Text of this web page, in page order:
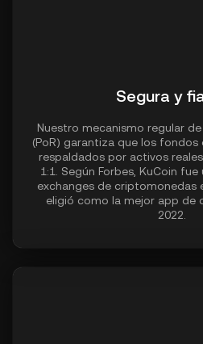
Segura y
Nuestro mecanismo regular
(PoR) garantiza que los fondos
respaldados por activos
1:1. Según Forbes, KuCoin
exchanges de criptomonedas
eligió como la mejor app de
2022.